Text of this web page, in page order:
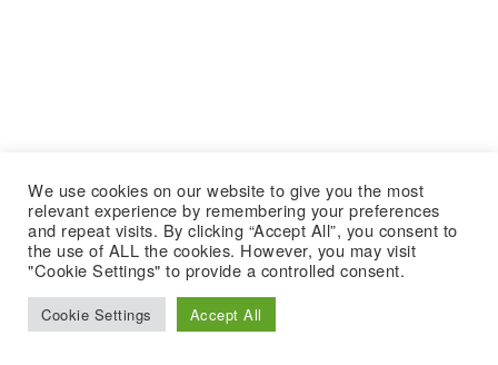
We use cookies on our website to give you the most
relevant experience by remembering your preferences
and repeat visits. By clicking “Accept All”, you consent to
the use of ALL the cookies. However, you may visit
"Cookie Settings" to provide a controlled consent.
Cookie Settings Accept All